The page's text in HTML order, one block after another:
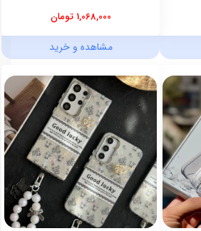
1,068,000 تومان
مشاهده و خرید